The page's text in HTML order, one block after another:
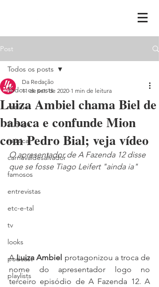
Post
Todos os posts
realities
ih,miga
música
carnavaldesalvador
famosos
entrevistas
etc-e-tal
tv
looks
podcast
playlists
Todos os posts
Luiza Ambiel chama Biel de
babaca e confunde Mion
com Pedro Bial; veja vídeo
Da Redação
11 de set. de 2020 1 min de leitura
O apresentador de A Fazenda 12 disse
que se fosse Tiago Leifert "ainda ia"
A Luiza Ambiel protagonizou a troca de
nome do apresentador logo no
terceiro episódio de A Fazenda 12. A